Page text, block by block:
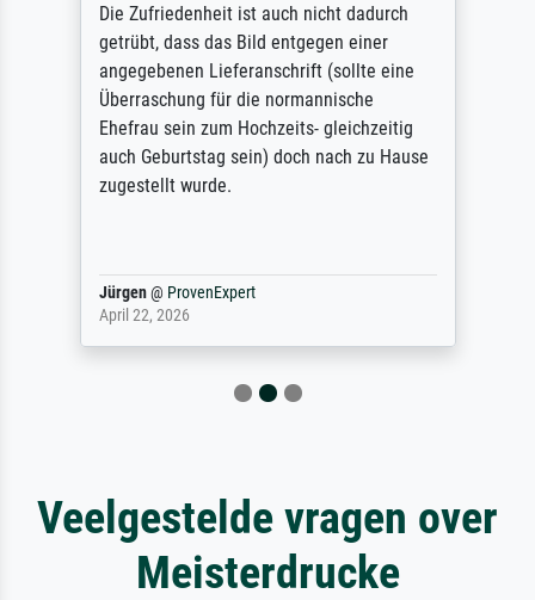
Die Zufriedenheit ist auch nicht dadurch
getrübt, dass das Bild entgegen einer
angegebenen Lieferanschrift (sollte eine
Überraschung für die normannische
Ehefrau sein zum Hochzeits- gleichzeitig
auch Geburtstag sein) doch nach zu Hause
zugestellt wurde.
Jürgen@ ProvenExpert
April 22, 2026
Veelgestelde vragen over
Meisterdrucke